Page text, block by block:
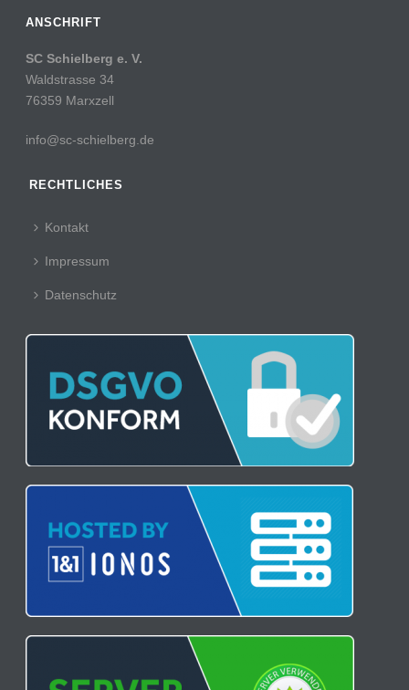
ANSCHRIFT
SC Schielberg e. V.
Waldstrasse 34
76359 Marxzell
info@sc-schielberg.de
RECHTLICHES
Kontakt
Impressum
Datenschutz